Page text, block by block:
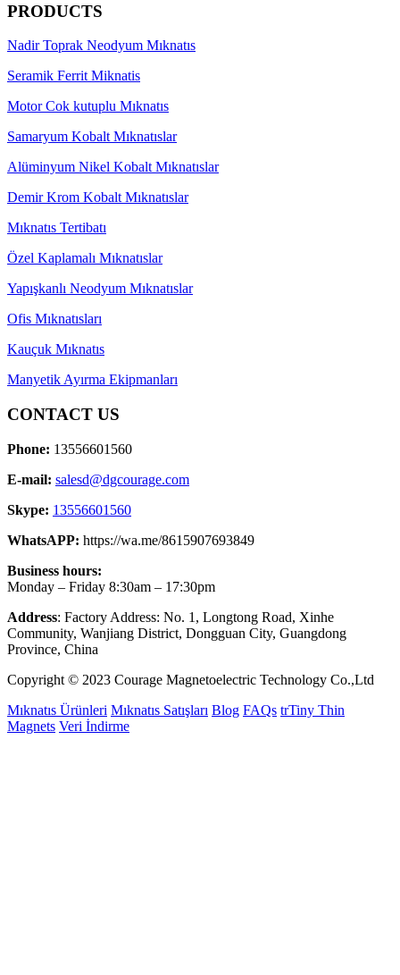
PRODUCTS
Nadir Toprak Neodyum Mıknatıs
Seramik Ferrit Miknatis
Motor Cok kutuplu Mıknatıs
Samaryum Kobalt Mıknatıslar
Alüminyum Nikel Kobalt Mıknatıslar
Demir Krom Kobalt Mıknatıslar
Mıknatıs Tertibatı
Özel Kaplamalı Mıknatıslar
Yapışkanlı Neodyum Mıknatıslar
Ofis Mıknatısları
Kauçuk Mıknatıs
Manyetik Ayırma Ekipmanları
CONTACT US
Phone: 13556601560
E-mail: salesd@dgcourage.com
Skype: 13556601560
WhatsAPP: https://wa.me/8615907693849
Business hours:
Monday – Friday 8:30am – 17:30pm
Address: Factory Address: No. 1, Longtong Road, Xinhe
Community, Wanjiang District, Dongguan City, Guangdong
Province, China
Copyright © 2023 Courage Magnetoelectric Technology Co.,Ltd
Mıknatıs Ürünleri Mıknatıs Satışları Blog FAQs trTiny Thin
Magnets Veri İndirme